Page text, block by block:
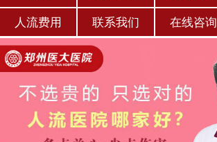
人流费用 联系我们 在线咨询